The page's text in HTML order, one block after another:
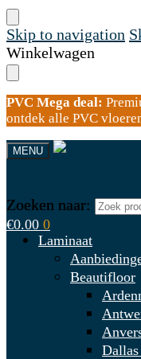
Skip to navigation
Winkelwagen
PVC Mega deal:
ontdek alle PVC
MENU
Zoeken naar:
€0.00 0
Zoeken naar:
Laminaat
Beautifloor